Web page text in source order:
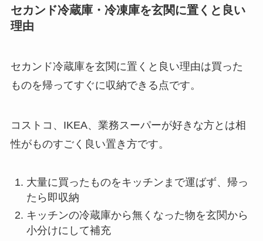
セカンド冷蔵庫・冷凍庫を玄関に置くと良い
理由
セカンド冷蔵庫を玄関に置くと良い理由は買った
ものを帰ってすぐに収納できる点です。
コストコ、IKEA、業務スーパーが好きな方とは相
性がものすごく良い置き方です。
大量に買ったものをキッチンまで運ばず、帰っ
たら即収納
キッチンの冷蔵庫から無くなった物を玄関から
小分けにして補充